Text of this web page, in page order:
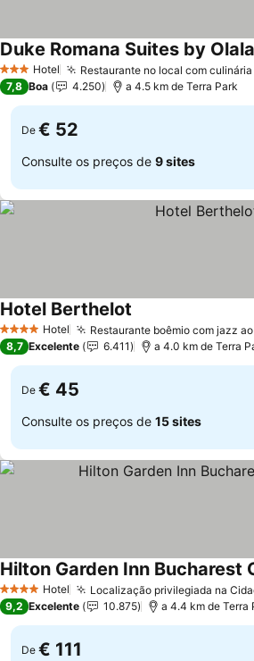
3 EstrelasHotel Restaurante no local com
Duke Romana Suites by
7,8 Boa 4.250 a 4.5 km de Terra Park
De € 52
Consulte os preços de 9 sites
4 EstrelasHotel Restaurante boêmio com jazz
Hotel Berthelot
8,7 Excelente 6.411 a 4.0 km de Terra
De € 45
Consulte os preços de 15 sites
4 EstrelasHotel Localização privilegiada na
Hilton Garden Inn Bucharest
9,2 Excelente 10.875 a 4.4 km de Terra
De € 111